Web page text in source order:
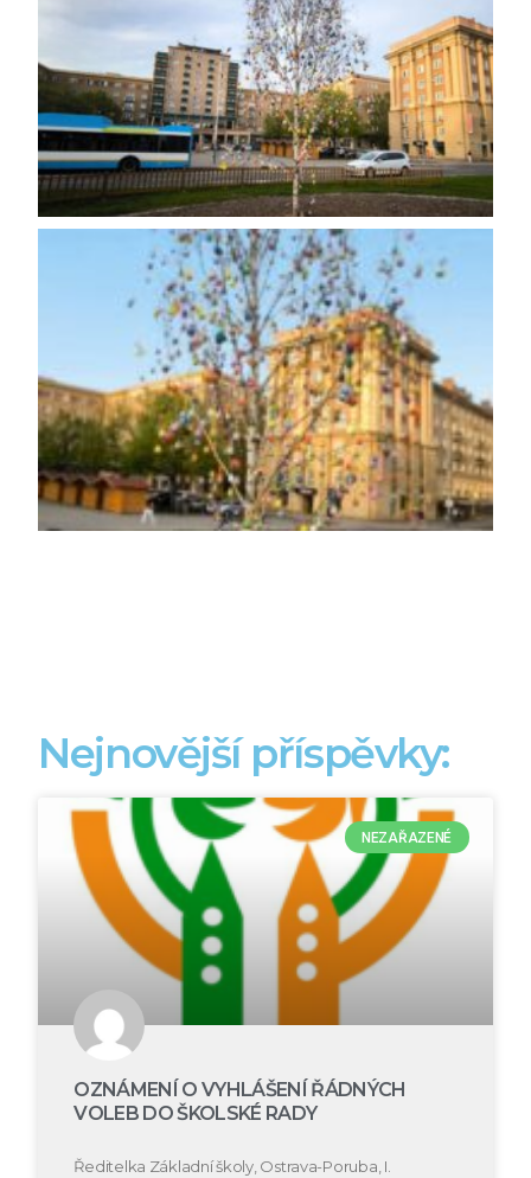
Nejnovější příspěvky:
NEZAŘAZENÉ
OZNÁMENÍ O VYHLÁŠENÍ ŘÁDNÝCH
VOLEB DO ŠKOLSKÉ RADY
Ředitelka Základní školy, Ostrava-Poruba, I.